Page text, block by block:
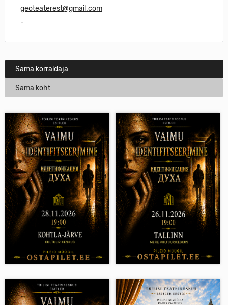
geoteaterest@gmail.com
-
Sama korraldaja
Sama koht